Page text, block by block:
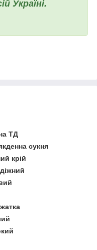
Україні.
ТД
сукня
крій